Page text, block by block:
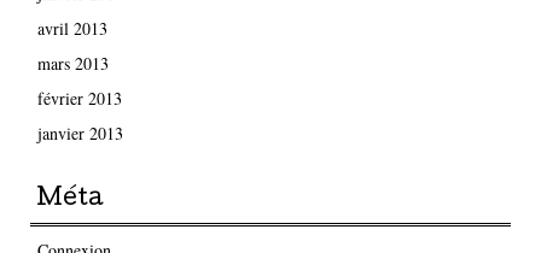
avril 2013
mars 2013
février 2013
janvier 2013
Méta